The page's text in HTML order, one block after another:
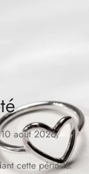
ERIN
août 2026.
cette période.